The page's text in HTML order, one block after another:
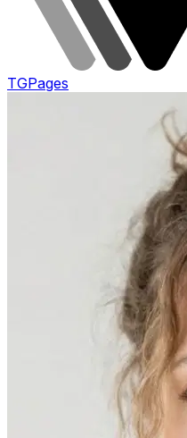
TGPages